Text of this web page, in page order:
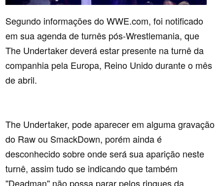
Segundo informações do WWE.com, foi notificado
em sua agenda de turnês pós-Wrestlemania, que
The Undertaker deverá estar presente na turnê da
companhia pela Europa, Reino Unido durante o mês
de abril.
The Undertaker, pode aparecer em alguma gravação
do Raw ou SmackDown, porém ainda é
desconhecido sobre onde será sua aparição neste
turnê, assim tudo se indicando que também
''Deadman'' não possa parar pelos ringues da